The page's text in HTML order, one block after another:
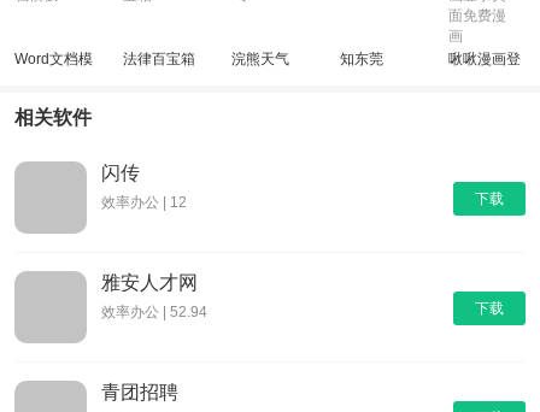
Word文档模
法律百宝箱 浣熊天气 知东莞
啾啾漫画登
相关软件
下载
闪传
效率办公 | 12
下载
雅安人才网
效率办公 | 52.94
青团招聘